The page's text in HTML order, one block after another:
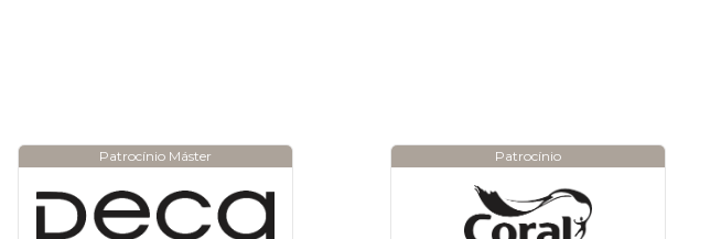
Patrocínio Máster Patrocínio